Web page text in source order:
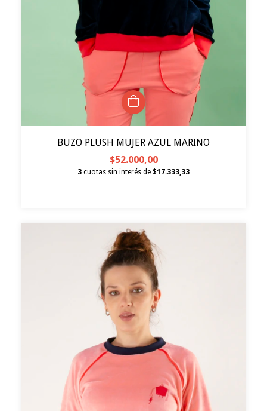
BUZO PLUSH MUJER AZUL MARINO
$52.000,00
3 cuotas sin interés de $17.333,33